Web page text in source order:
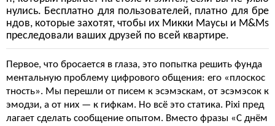
нулись. Бесплатно для пользователей, платно для бре
ндов, которые захотят, чтобы их Микки Маусы и M&Ms
преследовали ваших друзей по всей квартире.
Первое, что бросается в глаза, это попытка решить фунда
ментальную проблему цифрового общения: его «плоскос
тность». Мы перешли от писем к эсэмэскам, от эсэмэсок к
эмодзи, а от них — к гифкам. Но всё это статика. Pixi пред
лагает сделать сообщение опытом. Вместо фразы «С днём